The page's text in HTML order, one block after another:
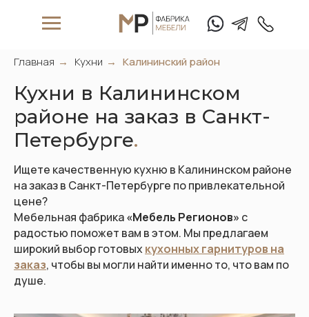
What's App Telegam
+7 (911)
Главная → Кухни → Калининский район
Кухни в Калининском
районе на заказ в Санкт-
Петербурге.
Ищете качественную кухню в Калининском районе
на заказ в Санкт-Петербурге по привлекательной
цене?
Мебельная фабрика«Мебель Регионов» с
радостью поможет вам в этом. Мы предлагаем
широкий выбор готовыхкухонных гарнитуров на
заказ, чтобы вы могли найти именно то, что вам по
душе.